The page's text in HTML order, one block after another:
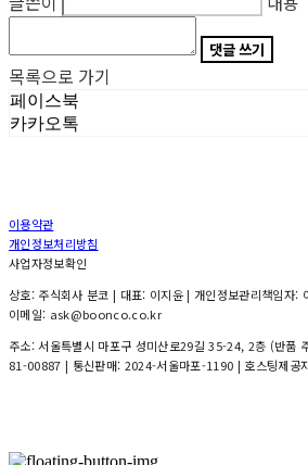
댓글 쓰기
목록으로 가기
페이스북
카카오톡
이용약관
개인정보처리방침
사업자정보확인
상호: 주식회사 분코 | 대표: 이지윤 | 개인정보관리책임자
이메일: ask@boonco.co.kr
주소: 서울특별시 마포구 성미산로29길 35-24, 2층 (반품
81-00887 | 통신판매: 2024-서울마포-1190 | 호스팅제공